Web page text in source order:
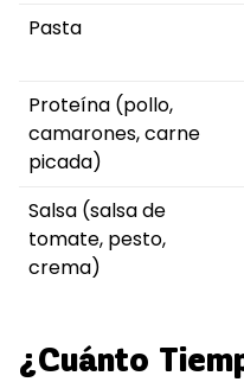
Pasta
Proteína (pollo,
camarones, carne
picada)
Salsa (salsa de
tomate, pesto,
crema)
¿Cuánto